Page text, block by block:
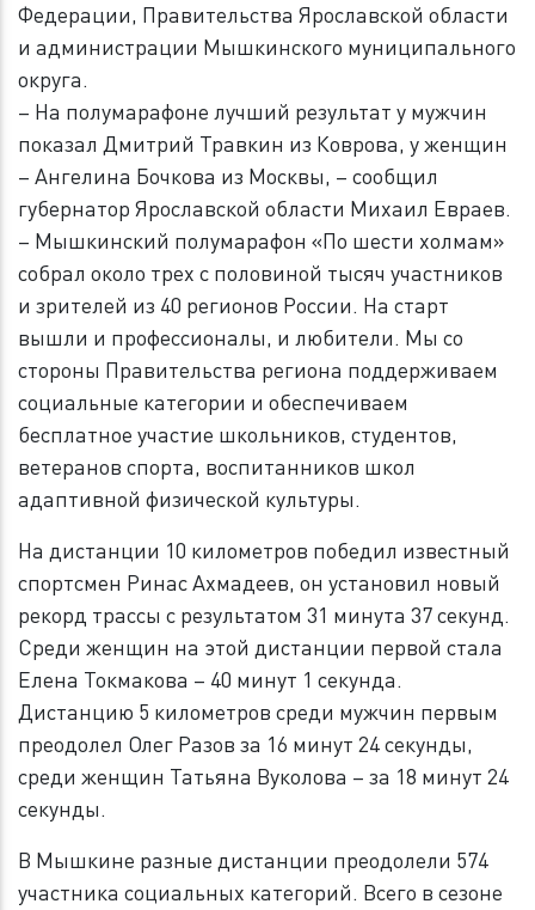
Федерации, Правительства Ярославской области
и администрации Мышкинского муниципального
округа.
– На полумарафоне лучший результат у мужчин
показал Дмитрий Травкин из Коврова, у женщин
– Ангелина Бочкова из Москвы, – сообщил
губернатор Ярославской области Михаил Евраев.
– Мышкинский полумарафон «По шести холмам»
собрал около трех с половиной тысяч участников
и зрителей из 40 регионов России. На старт
вышли и профессионалы, и любители. Мы со
стороны Правительства региона поддерживаем
социальные категории и обеспечиваем
бесплатное участие школьников, студентов,
ветеранов спорта, воспитанников школ
адаптивной физической культуры.
На дистанции 10 километров победил известный
спортсмен Ринас Ахмадеев, он установил новый
рекорд трассы с результатом 31 минута 37 секунд.
Среди женщин на этой дистанции первой стала
Елена Токмакова – 40 минут 1 секунда.
Дистанцию 5 километров среди мужчин первым
преодолел Олег Разов за 16 минут 24 секунды,
среди женщин Татьяна Вуколова – за 18 минут 24
секунды.
В Мышкине разные дистанции преодолели 574
участника социальных категорий. Всего в сезоне